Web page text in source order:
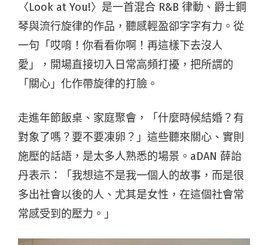
〈Look at You!〉是一首混合 R&B 律動、爵士鋼
琴與流行旋律的作品，聽感輕盈卻字字有力。從
一句「哎唷！你看看你啊！再這樣下去沒人
愛」，開場直接切入日常高頻打擾，把所謂的
「關心」化作帶旋律的打臉。
走進年節飯桌、家庭聚會，「什麼時候結婚？有
對象了嗎？要不要凍卵？」這些聽來關心、實則
施壓的話語，是太多人熟悉的場景。aDAN 薛詒
丹表示：「我想這不是我一個人的故事，而是很
多出社會以後的人、尤其是女性，在這個社會常
常感受到的壓力。」